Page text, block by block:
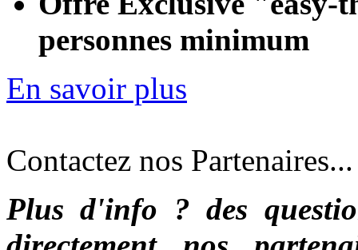
personnes minimum
En savoir plus
Contactez nos Partenaires...
Plus d'info ? des